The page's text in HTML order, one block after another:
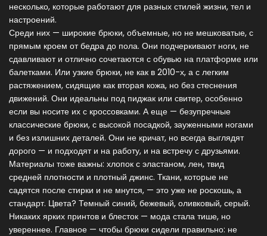
несколько, которые работают для разных стилей жизни, тел и
настроений.
Среди них — широкие брюки, объемные, но не мешковатые, с
прямым кроем от бедра до пола. Они подчеркивают ноги, не
сдавливают и отлично сочетаются с обувью на платформе или
балетками. Или узкие брюки, не как в 2010-х, а с легким
растяжением, сидящие как вторая кожа, но без стеснения
движений. Они идеальны под пиджак или свитер, особенно
если вы носите их с кроссовками. А еще — безупречные
классические брюки, с высокой посадкой, зауженными ногами
и без излишних деталей. Они не кричат, но всегда выглядят
дорого — и подходят и на работу, и на встречу с друзьями.
Материалы тоже важны: хлопок с эластаном, лен, твид
средней плотности и плотный джинс. Ткани, которые не
садятся после стирки и не мнутся, — это уже не роскошь, а
стандарт. Цвета? Темный синий, бежевый, оливковый, серый.
Никаких ярких принтов и блесток — мода стала тише, но
увереннее. Главное — чтобы брюки сидели правильно: не